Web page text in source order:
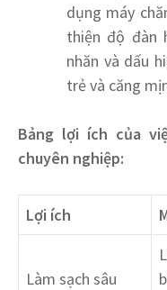
dụng máy
thiện độ đàn
nhăn và dấu
trẻ và căng
Bảng lợi ích của
chuyên nghiệp:
Lợi ích
Làm sạch sâu